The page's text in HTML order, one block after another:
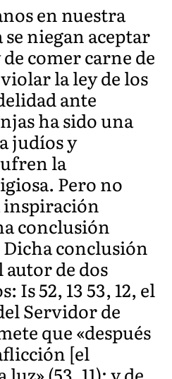
en nuestra
niegan aceptar
comer carne de
la ley de los
ante
ha sido una
judíos y
la
Pero no
inspiración
conclusión
conclusión
de dos
Is 52, 13 53, 12, el
Servidor de
que «después
[el